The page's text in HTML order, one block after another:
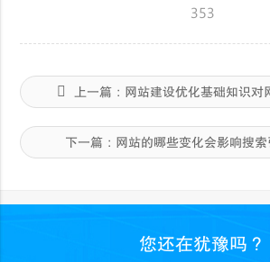
353
上一篇： 网站建设优化基础知识对
下一篇： 网站的哪些变化会影响搜索
您还在犹豫吗？